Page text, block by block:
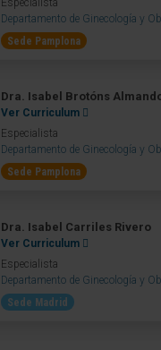
Especialista
Departamento de Ginecología y
Sede Pamplona
Dra. Isabel Brotóns
Ver Curriculum
Especialista
Departamento de Ginecología y
Sede Pamplona
Dra. Isabel Carriles Rivero
Ver Curriculum
Especialista
Departamento de Ginecología y
Sede Madrid